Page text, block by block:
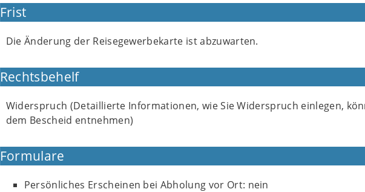
Frist
Die Änderung der Reisegewerbekarte ist abzuwarten.
Rechtsbehelf
Widerspruch (Detaillierte Informationen, wie Sie Widerspruch einlegen,
dem Bescheid entnehmen)
Formulare
Persönliches Erscheinen bei Abholung vor Ort: nein